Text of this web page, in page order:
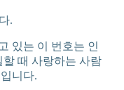
.
있는 이 번호는 인
때 사랑하는 사람
니다.